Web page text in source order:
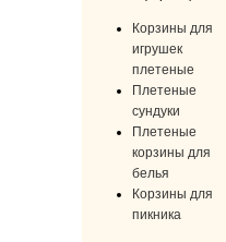
Корзины для
игрушек
плетеные
Плетеные
сундуки
Плетеные
корзины для
белья
Корзины для
пикника